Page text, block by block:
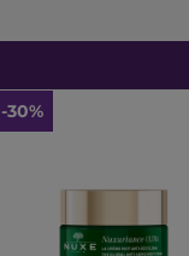
-30%